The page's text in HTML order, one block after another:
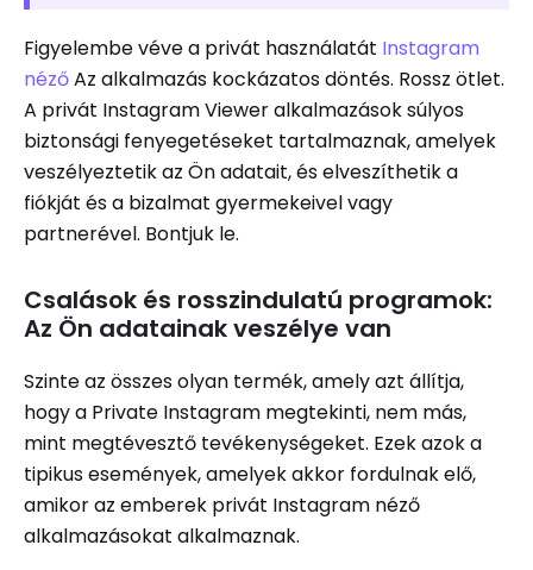
Figyelembe véve a privát használatát Instagram
nézőAz alkalmazás kockázatos döntés. Rossz ötlet.
A privát Instagram Viewer alkalmazások súlyos
biztonsági fenyegetéseket tartalmaznak, amelyek
veszélyeztetik az Ön adatait, és elveszíthetik a
fiókját és a bizalmat gyermekeivel vagy
partnerével. Bontjuk le.
Csalások és rosszindulatú programok:
Az Ön adatainak veszélye van
Szinte az összes olyan termék, amely azt állítja,
hogy a Private Instagram megtekinti, nem más,
mint megtévesztő tevékenységeket. Ezek azok a
tipikus események, amelyek akkor fordulnak elő,
amikor az emberek privát Instagram néző
alkalmazásokat alkalmaznak.